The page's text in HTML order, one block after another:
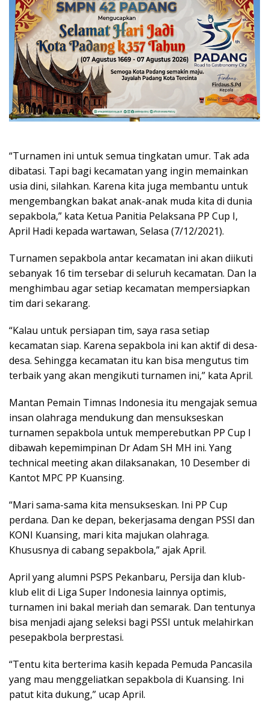
“Turnamen ini untuk semua tingkatan umur. Tak ada
dibatasi. Tapi bagi kecamatan yang ingin memainkan
usia dini, silahkan. Karena kita juga membantu untuk
mengembangkan bakat anak-anak muda kita di dunia
sepakbola,” kata Ketua Panitia Pelaksana PP Cup I,
April Hadi kepada wartawan, Selasa (7/12/2021).
Turnamen sepakbola antar kecamatan ini akan diikuti
sebanyak 16 tim tersebar di seluruh kecamatan. Dan Ia
menghimbau agar setiap kecamatan mempersiapkan
tim dari sekarang.
“Kalau untuk persiapan tim, saya rasa setiap
kecamatan siap. Karena sepakbola ini kan aktif di desa-
desa. Sehingga kecamatan itu kan bisa mengutus tim
terbaik yang akan mengikuti turnamen ini,” kata April.
Mantan Pemain Timnas Indonesia itu mengajak semua
insan olahraga mendukung dan mensukseskan
turnamen sepakbola untuk memperebutkan PP Cup I
dibawah kepemimpinan Dr Adam SH MH ini. Yang
technical meeting akan dilaksanakan, 10 Desember di
Kantot MPC PP Kuansing.
“Mari sama-sama kita mensukseskan. Ini PP Cup
perdana. Dan ke depan, bekerjasama dengan PSSI dan
KONI Kuansing, mari kita majukan olahraga.
Khususnya di cabang sepakbola,” ajak April.
April yang alumni PSPS Pekanbaru, Persija dan klub-
klub elit di Liga Super Indonesia lainnya optimis,
turnamen ini bakal meriah dan semarak. Dan tentunya
bisa menjadi ajang seleksi bagi PSSI untuk melahirkan
pesepakbola berprestasi.
“Tentu kita berterima kasih kepada Pemuda Pancasila
yang mau menggeliatkan sepakbola di Kuansing. Ini
patut kita dukung,” ucap April.